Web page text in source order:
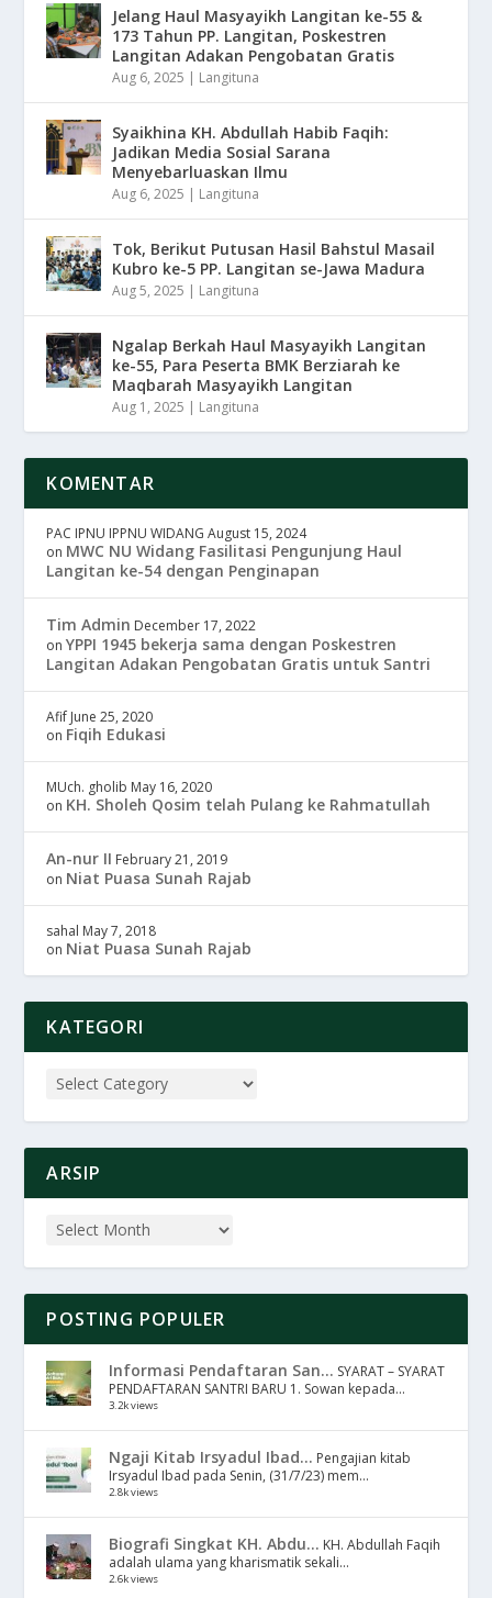
Jelang Haul Masyayikh Langitan ke-55 &
173 Tahun PP. Langitan, Poskestren
Langitan Adakan Pengobatan Gratis
Aug 6, 2025 | Langituna
Syaikhina KH. Abdullah Habib Faqih:
Jadikan Media Sosial Sarana
Menyebarluaskan Ilmu
Aug 6, 2025 | Langituna
Tok, Berikut Putusan Hasil Bahstul Masail
Kubro ke-5 PP. Langitan se-Jawa Madura
Aug 5, 2025 | Langituna
Ngalap Berkah Haul Masyayikh Langitan
ke-55, Para Peserta BMK Berziarah ke
Maqbarah Masyayikh Langitan
Aug 1, 2025 | Langituna
KOMENTAR
PAC IPNU IPPNU WIDANG August 15, 2024
on MWC NU Widang Fasilitasi Pengunjung Haul
Langitan ke-54 dengan Penginapan
Tim Admin December 17, 2022
onYPPI 1945 bekerja sama dengan Poskestren
Langitan Adakan Pengobatan Gratis untuk Santri
Afif June 25, 2020
on Fiqih Edukasi
MUch. gholib May 16, 2020
on KH. Sholeh Qosim telah Pulang ke Rahmatullah
An-nur II February 21, 2019
on Niat Puasa Sunah Rajab
sahal May 7, 2018
on Niat Puasa Sunah Rajab
KATEGORI
ARSIP
POSTING POPULER
Informasi Pendaftaran San... SYARAT – SYARAT
PENDAFTARAN SANTRI BARU 1. Sowan kepada...
3.2k views
Ngaji Kitab Irsyadul Ibad... Pengajian kitab
Irsyadul Ibad pada Senin, (31/7/23) mem...
2.8k views
Biografi Singkat KH. Abdu... KH. Abdullah Faqih
adalah ulama yang kharismatik sekali...
2.6k views